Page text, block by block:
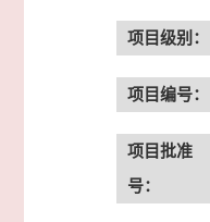
项目级别：
项目编号：
项目批准
号：